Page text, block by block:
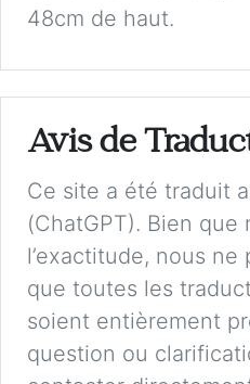
48cm de haut.
Avis de
Ce site a été traduit
(ChatGPT). Bien
l’exactitude, nous
que toutes les
soient entièrement
question ou